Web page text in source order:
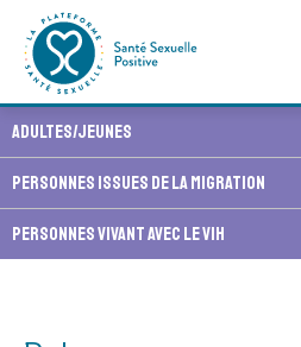
to
content
Adultes/Jeunes
Personnes issues de la migration
Personnes vivant avec le VIH